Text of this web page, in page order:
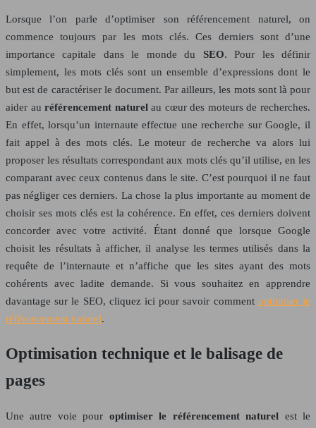
Lorsque l’on parle d’optimiser son référencement naturel, on
commence toujours par les mots clés. Ces derniers sont d’une
importance capitale dans le monde du SEO. Pour les définir
simplement, les mots clés sont un ensemble d’expressions dont le
but est de caractériser le document. Par ailleurs, les mots sont là pour
aider auréférencement naturel au cœur des moteurs de recherches.
En effet, lorsqu’un internaute effectue une recherche sur Google, il
fait appel à des mots clés. Le moteur de recherche va alors lui
proposer les résultats correspondant aux mots clés qu’il utilise, en les
comparant avec ceux contenus dans le site. C’est pourquoi il ne faut
pas négliger ces derniers. La chose la plus importante au moment de
choisir ses mots clés est la cohérence. En effet, ces derniers doivent
concorder avec votre activité. Étant donné que lorsque Google
choisit les résultats à afficher, il analyse les termes utilisés dans la
requête de l’internaute et n’affiche que les sites ayant des mots
cohérents avec ladite demande. Si vous souhaitez en apprendre
davantage sur le SEO, cliquez ici pour savoir comment optimiser le
référencement naturel.
Optimisation technique et le balisage de
pages
Une autre voie pour optimiser le référencement naturel est le